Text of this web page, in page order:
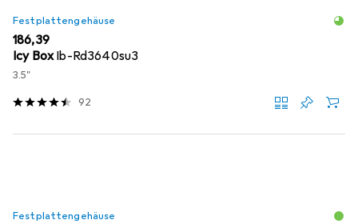
Festplattengehäuse
EUR
186,39
Icy BoxIb-Rd3640su3
3.5"
92
Festplattengehäuse